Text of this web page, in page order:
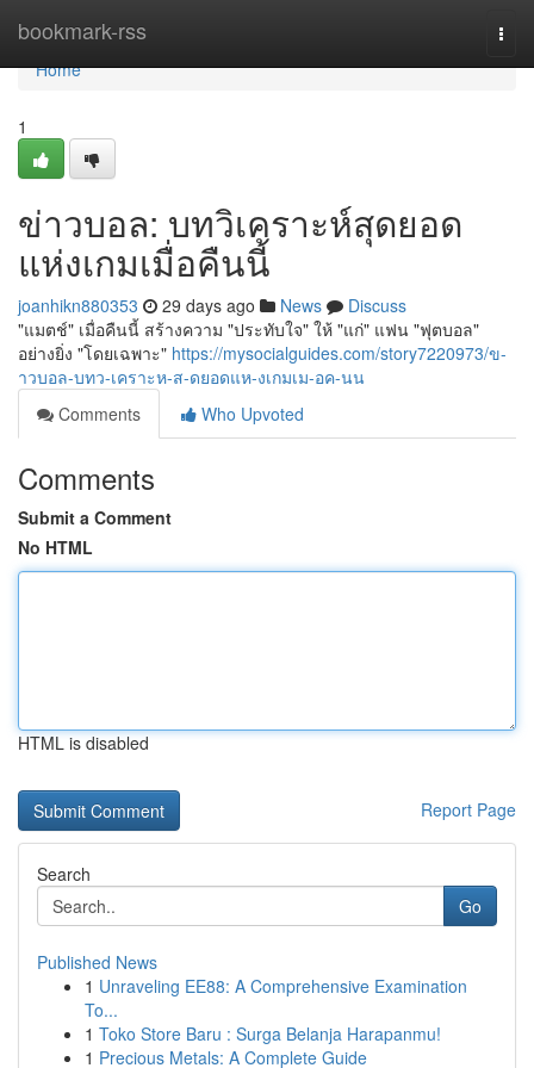
bookmark-rss
Home
Home
1
ข่าวบอล: บทวิเคราะห์สุดยอด
แห่งเกมเมื่อคืนนี้
joanhikn880353 29 days ago News
Discuss
"แมตช์" เมื่อคืนนี้ สร้างความ "ประทับใจ" ให้ "แก่" แฟน "ฟุตบอล"
อย่างยิ่ง "โดยเฉพาะ" https://mysocialguides.com/story7220973/ข-
าวบอล-บทว-เคราะห-ส-ดยอดแห-งเกมเม-อค-นน
Comments
Who Upvoted
Comments
Submit a Comment
No HTML
HTML is disabled
Report Page
Search
Go
Published News
1 Unraveling EE88: A Comprehensive Examination
To...
1 Toko Store Baru : Surga Belanja Harapanmu!
1 Precious Metals: A Complete Guide